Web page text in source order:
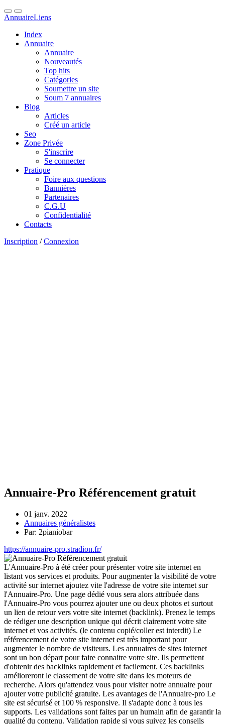
AnnuaireLiens
Index
Annuaire
Annuaire
Nouveautés
Top hits
Catégories
Soumettre un site
Soum 7 annuaires
Blog
Articles
Créé un article
Seo
Zone Privée
S'inscrire
Se connecter
Pratique
Foire aux questions
Bannières
Partenaires
C.G.U
Confidentialité
Contacts
Inscription /Connexion
Annuaire-Pro Référencement gratuit
01 janv. 2022
Annuaires généralistes
Par: 2pianiobar
https://annuaire-pro.stradion.fr/
L'Annuaire-Pro à été créer pour présenter votre site internet en
listant vos services et produits. Pour augmenter la visibilité de votre
activité sur internet ajoutez vite l'adresse de votre site internet sur
l'Annuaire-Pro. Une page dédié vous sera alors attribuée dans
l'Annuaire-Pro vous pourrez ajouter une ou deux photos et surtout
un lien de retour vers votre site internet (backlink). Prenez le temps
de rédiger une description unique qui décrit clairement votre site
internet et vos activités. (le contenu copié/coller est interdit) Le
référencement de votre site internet est très important pour
augmenter le nombre de visiteurs. Les annuaires de sites internet
sont un bon départ pour faire connaitre votre site. Ils permettent
d'obtenir des backlinks rapidement et facilement. Ces backlinks
amélioreront le classement de votre site dans les moteurs de
recherche. Alors qu'attendez vous pour visiter notre annuaire pour
ajouter votre publicité gratuite. Les avantages de l'Annuaire-pro Le
site est sécurisé et 100 % responsive. Il s'adapte donc à tous les
supports. Les validations sont faites par un humain afin de garantir la
qualité du contenu. Validation rapide si vous suivez les conseils